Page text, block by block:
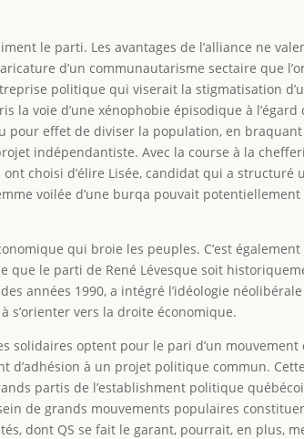
le parti. Les avantages de l’alliance ne
d’un communautarisme sectaire que
politique qui viserait la stigmatisation
voie d’une xénophobie épisodique à l’égard
pour effet de diviser la population, en
indépendantiste. Avec la course à la
choisi d’élire Lisée, candidat qui a structuré
voilée d’une burqa pouvait potentiellement
qui broie les peuples. C’est
que le parti de René Lévesque soit
années 1990, a intégré l’idéologie
s’orienter vers la droite économique.
solidaires optent pour le pari d’un mouvement
à un projet politique commun.
partis de l’establishment politique
de grands mouvements populaires
dont QS se fait le garant, pourrait, en plus,